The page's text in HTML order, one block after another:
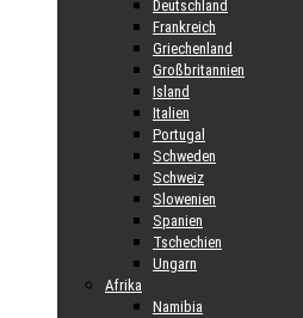
Deutschland
Frankreich
Griechenland
Großbritannien
Island
Italien
Portugal
Schweden
Schweiz
Slowenien
Spanien
Tschechien
Ungarn
Afrika
Namibia